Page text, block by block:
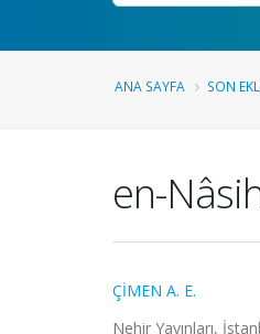
ANA SAYFA SON
en-
ÇİMEN A. E.
Nehir Yayınları,